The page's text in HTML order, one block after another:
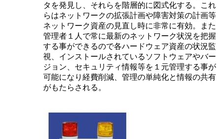
タを発見し、それらを階層的に図式化する。これ
らはネットワークの拡張計画や障害対策の計画等
ネットワーク資産の見直し時に非常に有効。また
管理者１人で常に最新のネットワーク状況を把握
する事ができるので各ハードウェア資産の状況監
視、インストールされているソフトウェアやバー
ジョン、セキュリティ情報等を１元管理する事が
可能になり経費削減、管理の単純化と情報の共有
がもたらされる。